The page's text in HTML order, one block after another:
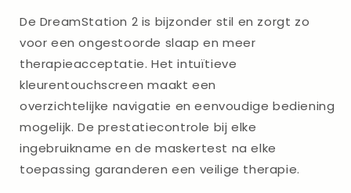
De DreamStation 2 is bijzonder stil en zorgt zo
voor een ongestoorde slaap en meer
therapieacceptatie. Het intuïtieve
kleurentouchscreen maakt een
overzichtelijke navigatie en eenvoudige bediening
mogelijk. De prestatiecontrole bij elke
ingebruikname en de maskertest na elke
toepassing garanderen een veilige therapie.